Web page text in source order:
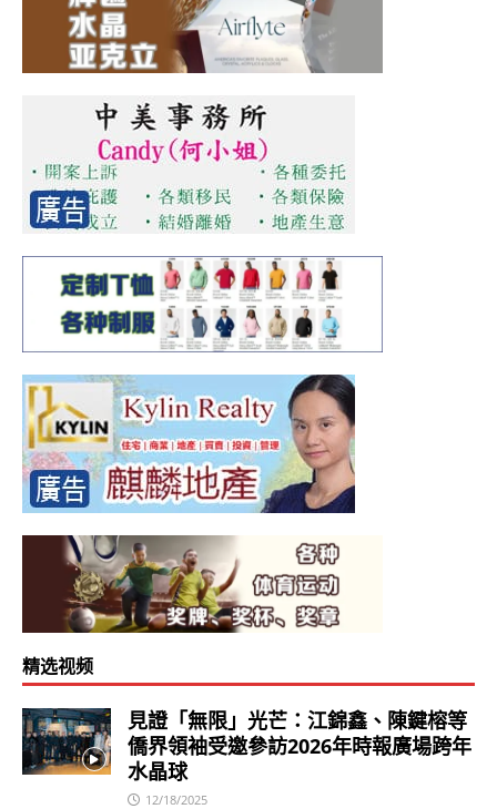
精选视频
見證「無限」光芒：江錦鑫、陳鍵榕等
僑界領袖受邀參訪2026年時報廣場跨年
水晶球
12/18/2025